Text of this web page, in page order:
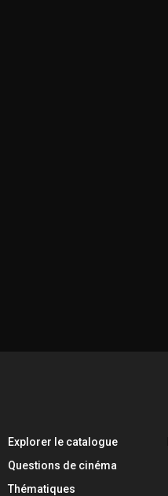
Explorer le catalogue
Questions de cinéma
Thématiques